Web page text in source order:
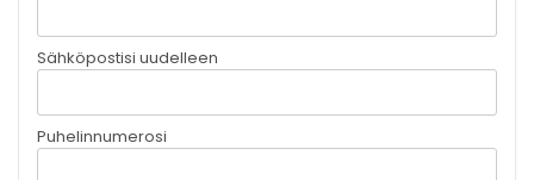
Sähköpostisi uudelleen
Puhelinnumerosi